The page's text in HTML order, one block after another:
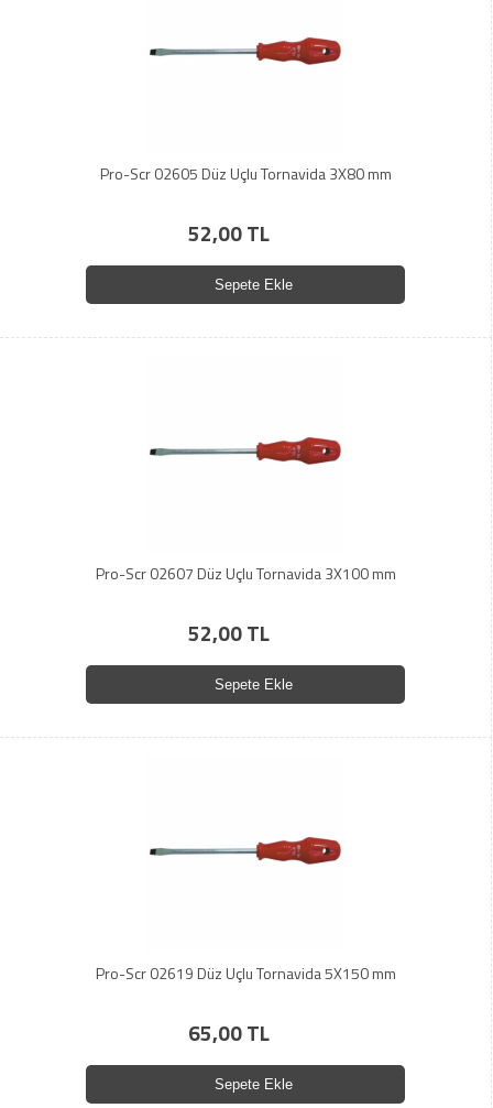
Pro-Scr 02605 Düz Uçlu Tornavida 3X80 mm
52,00 TL
Sepete Ekle
Pro-Scr 02607 Düz Uçlu Tornavida 3X100 mm
52,00 TL
Sepete Ekle
Pro-Scr 02619 Düz Uçlu Tornavida 5X150 mm
65,00 TL
Sepete Ekle